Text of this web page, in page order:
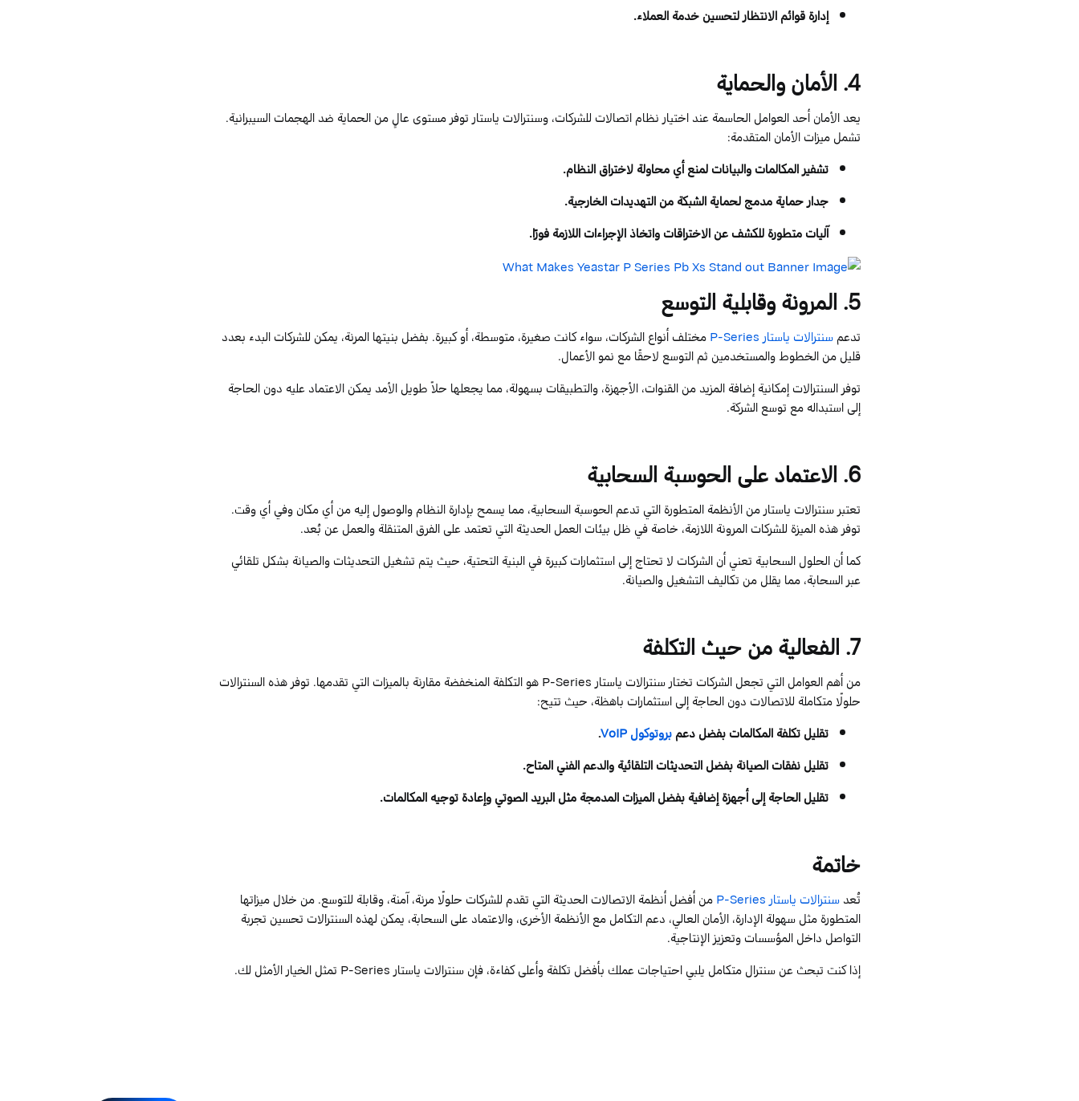
إدارة قوائم الانتظارلتحسين خدمة العملاء.
4. الأمان والحماية
يعد الأمان أحد العوامل الحاسمة عند اختيار نظام اتصالات للشركات، وسنترالاتياستارتوفر مستوى عالٍ من الحماية ضد الهجمات السيبرانية.
تشمل ميزات الأمان المتقدمة:
تشفير المكالمات والبياناتلمنع أي محاولة لاختراق النظام.
جدار حماية مدمجلحماية الشبكة من التهديدات الخارجية.
آليات متطورة للكشف عن الاختراقاتواتخاذ الإجراءات اللازمة فورًا.
5. المرونة وقابلية التوسع
تدعمسنترالاتياستارP-Seriesمختلف أنواع الشركات، سواء كانت صغيرة، متوسطة، أو كبيرة. بفضل بنيتها المرنة، يمكن للشركات البدء بعدد
قليل من الخطوط والمستخدمين ثم التوسع لاحقًا مع نمو الأعمال.
توفر السنترالات إمكانية إضافة المزيد من القنوات، الأجهزة، والتطبيقات بسهولة، مما يجعلها حلاً طويل الأمد يمكن الاعتماد عليه دون الحاجة
إلى استبداله مع توسع الشركة.
6. الاعتماد على الحوسبة السحابية
تعتبرسنترالاتياستارمن الأنظمة المتطورة التي تدعم الحوسبة السحابية، مما يسمح بإدارة النظام والوصول إليه من أي مكان وفي أي وقت.
توفر هذه الميزة للشركات المرونة اللازمة، خاصة في ظل بيئات العمل الحديثة التي تعتمد على الفرق المتنقلة والعمل عن بُعد.
كما أن الحلول السحابية تعني أن الشركات لا تحتاج إلى استثمارات كبيرة في البنية التحتية، حيث يتم تشغيل التحديثات والصيانة بشكل تلقائي
عبر السحابة، مما يقلل من تكاليف التشغيل والصيانة.
7. الفعالية من حيث التكلفة
من أهم العوامل التي تجعل الشركات تختارسنترالاتياستارP-Seriesهو التكلفة المنخفضة مقارنة بالميزات التي تقدمها. توفر هذه السنترالات
حلولًا متكاملة للاتصالات دون الحاجة إلى استثمارات باهظة، حيث تتيح:
تقليل تكلفة المكالمات بفضل دعمبروتوكولVoIP
.
تقليل نفقات الصيانة بفضل التحديثات التلقائية والدعم الفني المتاح.
تقليل الحاجة إلى أجهزة إضافية بفضل الميزات المدمجة مثل البريد الصوتي وإعادة توجيه المكالمات.
خاتمة
تُعدسنترالاتياستارP-Seriesمن أفضل أنظمة الاتصالات الحديثة التي تقدم للشركات حلولًا مرنة، آمنة، وقابلة للتوسع. من خلال ميزاتها
المتطورة مثل سهولة الإدارة، الأمان العالي، دعم التكامل مع الأنظمة الأخرى، والاعتماد على السحابة، يمكن لهذه السنترالات تحسين تجربة
التواصل داخل المؤسسات وتعزيز الإنتاجية.
إذا كنت تبحث عنسنترال متكامليلبي احتياجات عملك بأفضل تكلفة وأعلى كفاءة، فإنسنترالاتياستارP-Seriesتمثل الخيار الأمثل لك.